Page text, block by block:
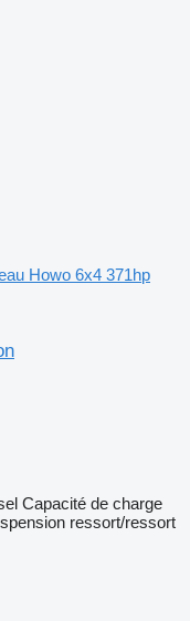
Howo 6x4 371hp
Capacité de charge
ressort/ressort